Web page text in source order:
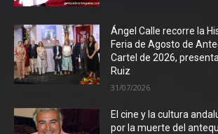
Ángel Calle recorre la
Feria de Agosto de
Cartel de 2026,
Ruiz
31/07/2026
El cine y la cultura
por la muerte del